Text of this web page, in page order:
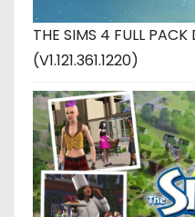
THE SIMS 4 FULL
(V1.121.361.1220)